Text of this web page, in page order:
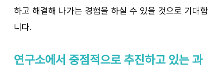
하고 해결해 나가는 경험을 하실 수 있을 것으로 기대합
니다.
연구소에서 중점적으로 추진하고 있는 과